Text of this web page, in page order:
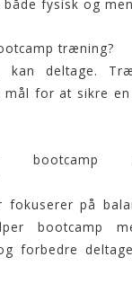
fysisk og
træning?
kan deltage.
for at sikre
bootcamp
fokuserer på
bootcamp
forbedre